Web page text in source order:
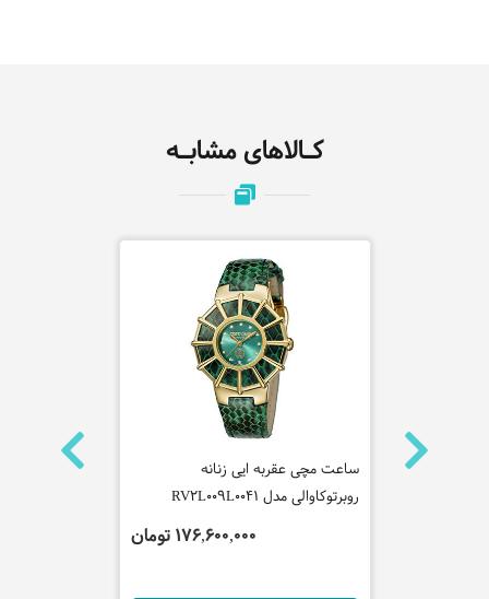
کـالاهای مشابـه
ساعت مچی
ساعت مچی عقربه ایی زنانه
روبرتوکاوالی مدل RV2L009L0041
176,600,000 تومان